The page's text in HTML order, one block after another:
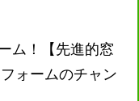
ム！【先進的窓
ォームのチャン